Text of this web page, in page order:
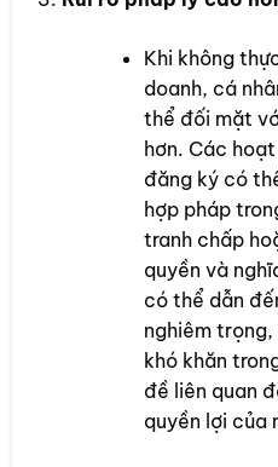
Khi không
doanh, cá
thể đối mặt
hơn. Các
đăng ký có
hợp pháp
tranh chấp
quyền và
có thể dẫn
nghiêm
khó khăn
đề liên quan
quyền lợi của